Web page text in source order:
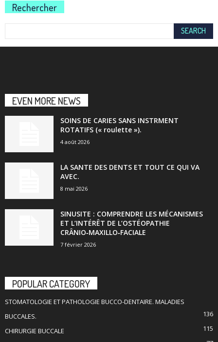
Rechercher
EVEN MORE NEWS
SOINS DE CARIES SANS INSTRMENT
ROTATIFS (« roulette »).
4 août 2026
LA SANTE DES DENTS ET TOUT CE QUI VA
AVEC.
8 mai 2026
SINUSITE : COMPRENDRE LES MÉCANISMES
ET L’INTÉRÊT DE L’OSTÉOPATHIE
CRÂNIO‑MAXILLO‑FACIALE
7 février 2026
POPULAR CATEGORY
STOMATOLOGIE ET PATHOLOGIE BUCCO-DENTAIRE. MALADIES
BUCCALES.
136
CHIRURGIE BUCCALE
115